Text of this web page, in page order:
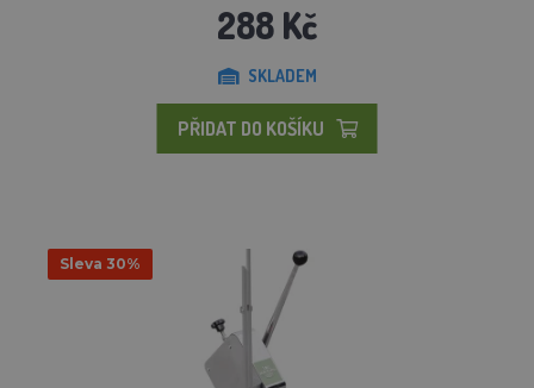
288 Kč
SKLADEM
PŘIDAT DO KOŠÍKU
Sleva 30%